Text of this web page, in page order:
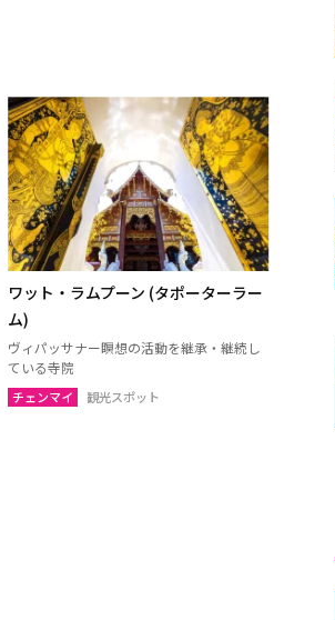
ワット・ラムプーン (タポーターラー
ム)
ヴィパッサナー瞑想の活動を継承・継続し
ている寺院
チェンマイ 観光スポット